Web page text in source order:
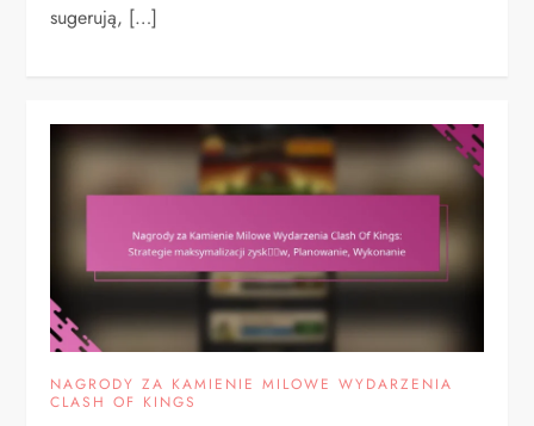
sugerują, […]
NAGRODY ZA KAMIENIE MILOWE WYDARZENIA
CLASH OF KINGS